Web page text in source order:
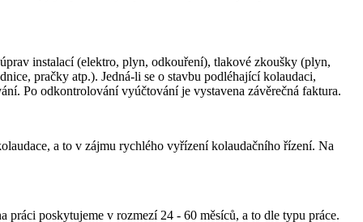
instalací (elektro, plyn, odkouření), tlakové zkoušky (plyn,
pračky atp.). Jedná-li se o stavbu podléhající kolaudaci,
Po odkontrolování vyúčtování je vystavena závěrečná faktura.
a to v zájmu rychlého vyřízení kolaudačního řízení. Na
poskytujeme v rozmezí 24 - 60 měsíců, a to dle typu práce.